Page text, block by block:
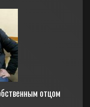
отцом